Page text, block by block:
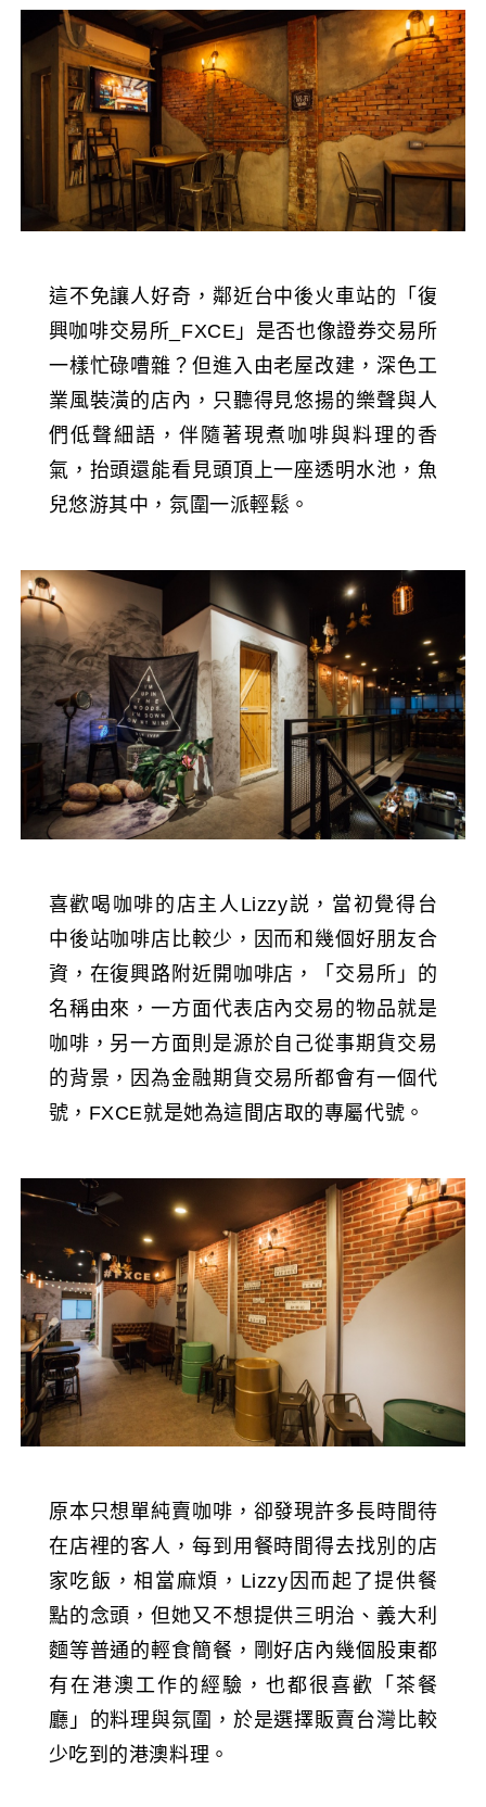
這不免讓人好奇，鄰近台中後火車站的「復
興咖啡交易所_FXCE」是否也像證券交易所
一樣忙碌嘈雜？但進入由老屋改建，深色工
業風裝潢的店內，只聽得見悠揚的樂聲與人
們低聲細語，伴隨著現煮咖啡與料理的香
氣，抬頭還能看見頭頂上一座透明水池，魚
兒悠游其中，氛圍一派輕鬆。
喜歡喝咖啡的店主人Lizzy説，當初覺得台
中後站咖啡店比較少，因而和幾個好朋友合
資，在復興路附近開咖啡店，「交易所」的
名稱由來，一方面代表店內交易的物品就是
咖啡，另一方面則是源於自己從事期貨交易
的背景，因為金融期貨交易所都會有一個代
號，FXCE就是她為這間店取的專屬代號。
原本只想單純賣咖啡，卻發現許多長時間待
在店裡的客人，每到用餐時間得去找別的店
家吃飯，相當麻煩，Lizzy因而起了提供餐
點的念頭，但她又不想提供三明治、義大利
麵等普通的輕食簡餐，剛好店內幾個股東都
有在港澳工作的經驗，也都很喜歡「茶餐
廳」的料理與氛圍，於是選擇販賣台灣比較
少吃到的港澳料理。